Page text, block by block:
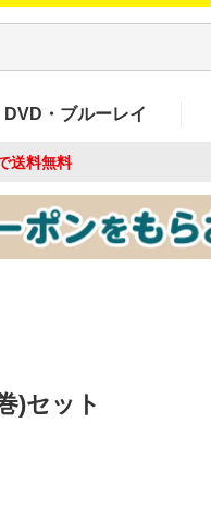
DVD・ブルーレイ
送料無料
)セット